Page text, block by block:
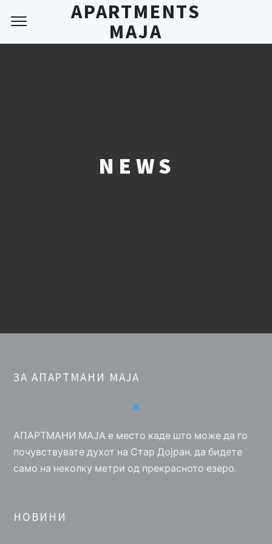
APARTMENTS
MAJA
NEWS
ЗА АПАРТМАНИ МАЈА
✻
АПАРТМАНИ МАЈА е место каде што може да го
почувствувате духот на Стар Дојран, да бидете
само на неколку метри од прекрасното езеро.
НОВИНИ